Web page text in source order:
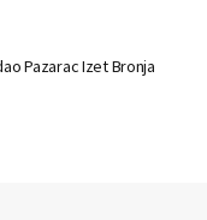
Pazarac Izet Bronja